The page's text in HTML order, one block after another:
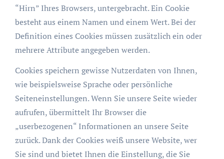
“Hirn” Ihres Browsers, untergebracht. Ein Cookie
besteht aus einem Namen und einem Wert. Bei der
Definition eines Cookies müssen zusätzlich ein oder
mehrere Attribute angegeben werden.
Cookies speichern gewisse Nutzerdaten von Ihnen,
wie beispielsweise Sprache oder persönliche
Seiteneinstellungen. Wenn Sie unsere Seite wieder
aufrufen, übermittelt Ihr Browser die
„userbezogenen“ Informationen an unsere Seite
zurück. Dank der Cookies weiß unsere Website, wer
Sie sind und bietet Ihnen die Einstellung, die Sie